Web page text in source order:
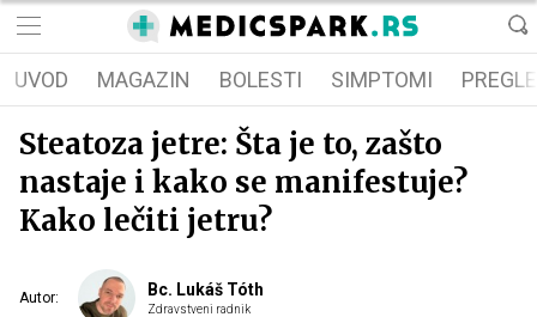
UVOD MAGAZIN BOLESTI SIMPTOMI
Steatoza jetre: Šta je to, zašto
nastaje i kako se manifestuje?
Kako lečiti jetru?
Autor: Bc. Lukáš Tóth
Zdravstveni radnik